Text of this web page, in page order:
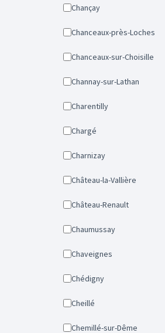
Chançay
Chanceaux-près-Loches
Chanceaux-sur-Choisille
Channay-sur-Lathan
Charentilly
Chargé
Charnizay
Château-la-Vallière
Château-Renault
Chaumussay
Chaveignes
Chédigny
Cheillé
Chemillé-sur-Dême